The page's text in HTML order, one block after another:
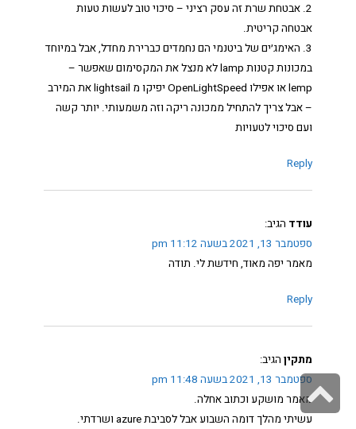
2. אבטחת שרת זה עסק רציני – סיכוי טוב לעשות טעות
אבטחה קריטית.
3. האימג׳ים של ביטנמי הם נחמדים כברירת מחדל, אבל במיוחד
במכונות קטנות lamp לא מנצל את המקסימום שאפשר –
lemp או אפילו OpenLightSpeed יפיקו מ lightsail את המירב
– אבל צריך להתחיל ממכונה ריקה וזה משמעותי. יותר קשה
ועם סיכוי לטעויות
Reply
עודד הגיב:
ספטמבר 13, 2021 בשעה 11:12 pm
מאמר יפה מאוד, חידשת לי. תודה
Reply
מתקין הגיב:
ספטמבר 13, 2021 בשעה 11:48 pm
מאמר מושקע וכתוב אחלה.
עשיתי מהלך דומה השבוע אבל לסביבת azure ושרדתי.
גלילה
לראש